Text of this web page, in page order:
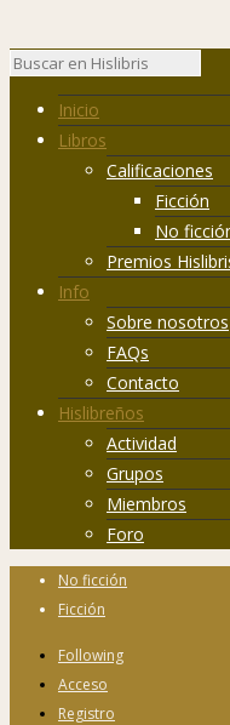
Inicio
Libros
Calificaciones
Ficción
No
Premios
Info
Sobre nosotros
FAQs
Contacto
Hislibreños
Actividad
Grupos
Miembros
Foro
No ficción
Ficción
Following
Acceso
Registro